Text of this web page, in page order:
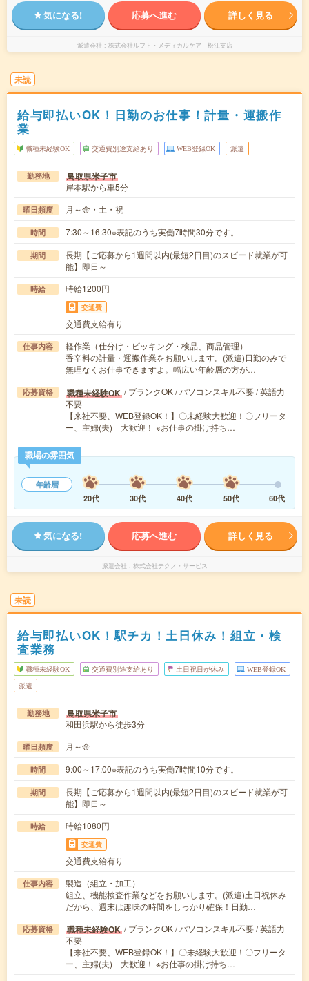
気になる! 応募へ進む 詳しく見る
派遣会社 株式会社ルフト・メディカルケア 松江支店
未読
給与即払いOK！日勤のお仕事！計量・運搬作
業
職種未経験OK 交通費別途支給あり WEB登録OK 派遣
勤務地 鳥取県米子市
岸本駅から車5分
曜日頻度 月～金・土・祝
時間 7:30～16:30※表記のうち実働7時間30分です。
期間
長期【ご応募から1週間以内(最短2日目)のスピード就業が可
能】即日～
時給 時給1200円
交通費
交通費支給有り
仕事内容
軽作業（仕分け・ピッキング・検品、商品管理）
香辛料の計量・運搬作業をお願いします。(派遣)日勤のみで
無理なくお仕事できますよ。幅広い年齢層の方が…
応募資格 職種未経験OK / ブランクOK / パソコンスキル不要 / 英語力
不要
【来社不要、WEB登録OK！】〇未経験大歓迎！〇フリータ
ー、主婦(夫) 大歓迎！ ※お仕事の掛け持ち…
職場の雰囲気
年齢層
20代
30代 40代 50代 60代
気になる! 応募へ進む 詳しく見る
派遣会社 株式会社テクノ・サービス
未読
給与即払いOK！駅チカ！土日休み！組立・検
査業務
職種未経験OK 交通費別途支給あり 土日祝日が休み WEB登録OK
派遣
勤務地 鳥取県米子市
和田浜駅から徒歩3分
曜日頻度 月～金
時間 9:00～17:00※表記のうち実働7時間10分です。
期間
長期【ご応募から1週間以内(最短2日目)のスピード就業が可
能】即日～
時給 時給1080円
交通費
交通費支給有り
仕事内容
製造（組立・加工）
組立、機能検査作業などをお願いします。(派遣)土日祝休み
だから、週末は趣味の時間をしっかり確保！日勤…
応募資格 職種未経験OK / ブランクOK / パソコンスキル不要 / 英語力
不要
【来社不要、WEB登録OK！】〇未経験大歓迎！〇フリータ
ー、主婦(夫) 大歓迎！ ※お仕事の掛け持ち…